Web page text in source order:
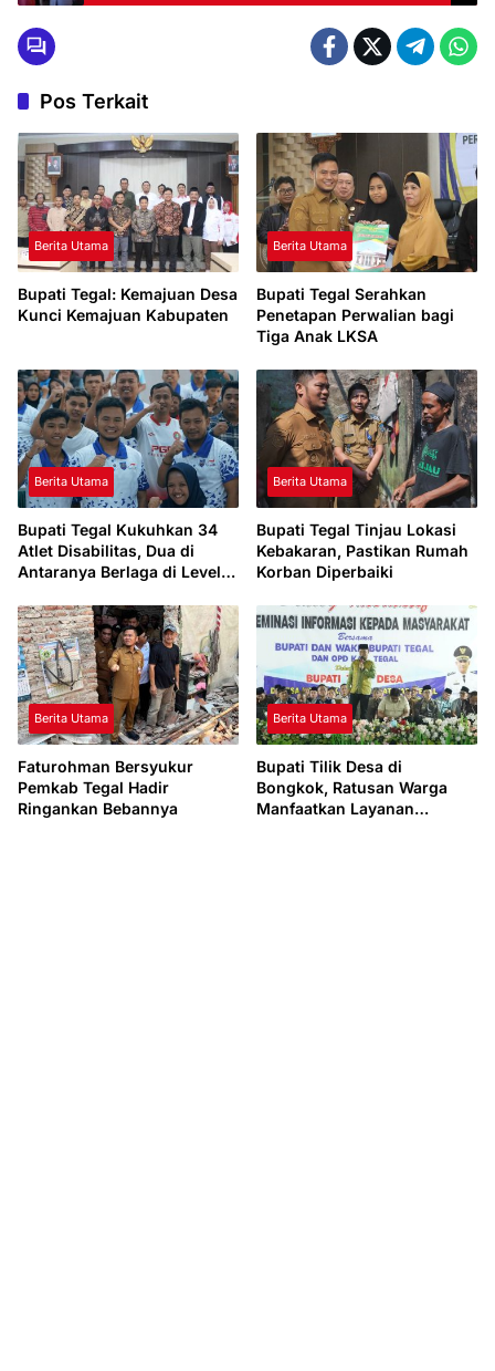
Pos Terkait
Berita Utama
Bupati Tegal: Kemajuan Desa
Kunci Kemajuan Kabupaten
Berita Utama
Bupati Tegal Serahkan
Penetapan Perwalian bagi
Tiga Anak LKSA
Berita Utama
Bupati Tegal Kukuhkan 34
Atlet Disabilitas, Dua di
Antaranya Berlaga di Level
Berita Utama
Bupati Tegal Tinjau Lokasi
Kebakaran, Pastikan Rumah
Korban Diperbaiki
Berita Utama
Faturohman Bersyukur
Pemkab Tegal Hadir
Ringankan Bebannya
Berita Utama
Bupati Tilik Desa di
Bongkok, Ratusan Warga
Manfaatkan Layanan